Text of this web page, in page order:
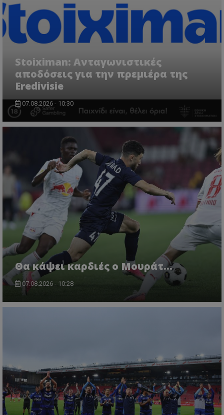
Stoiximan: Ανταγωνιστικές
αποδόσεις για την πρεμιέρα της
Eredivisie
07.08.2026 - 10:30
Θα κάψει καρδιές ο Μουράτ…
07.08.2026 - 10:28